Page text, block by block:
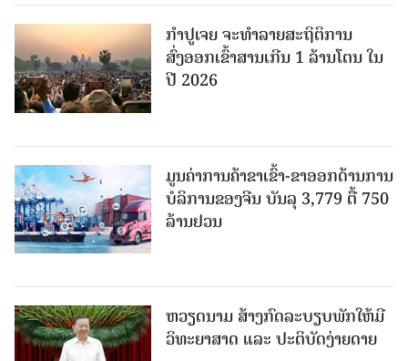
ກຳປູເຈຍ ຈະທຳລາຍສະຖິຕິການ
ສົ່ງອອກເຂົ້າສານເກີນ 1 ລ້ານໂຕນ ໃນ
ປີ 2026
ມູນຄ່າການຄ້າຂາເຂົ້າ-ຂາອອກດ້ານການ
ບໍລິການຂອງຈີນ ບັນລຸ 3,779 ຕື້ 750
ລ້ານຢວນ
ຫວຽດນາມ ສ້າງກົດລະບຽບພັກໃຫ້ມີ
ວິທະຍາສາດ ແລະ ປະຕິບັດງ່າຍດາຍ